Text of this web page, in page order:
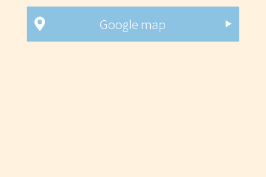
Google map